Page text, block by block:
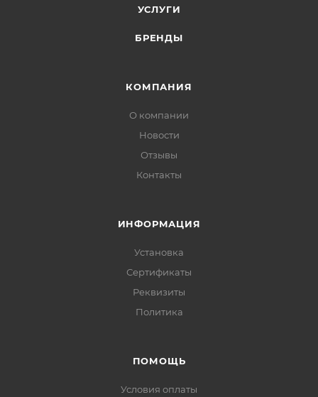
УСЛУГИ
БРЕНДЫ
КОМПАНИЯ
О компании
Новости
Отзывы
Контакты
ИНФОРМАЦИЯ
Установка
Сертификаты
Реквизиты
Политика
ПОМОЩЬ
Условия оплаты